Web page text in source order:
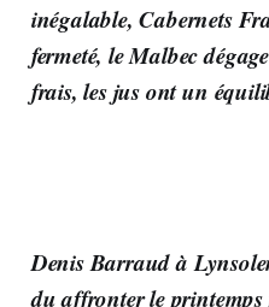
inégalable, Cabernets
fermeté, le Malbec
frais, les jus ont un
Denis Barraud à
du affronter le